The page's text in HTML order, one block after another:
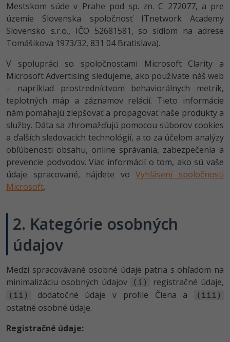
Mestskom súde v Prahe pod sp. zn. C 272077, a pre
územie Slovenska spoločnosť ITnetwork Academy
Slovensko s.r.o., IČO 52681581, so sídlom na adrese
Tomášikova 1973/32, 831 04 Bratislava).
V spolupráci so spoločnosťami Microsoft Clarity a
Microsoft Advertising sledujeme, ako používate náš web
– napríklad prostredníctvom behaviorálnych metrík,
teplotných máp a záznamov relácií. Tieto informácie
nám pomáhajú zlepšovať a propagovať naše produkty a
služby. Dáta sa zhromažďujú pomocou súborov cookies
a ďalších sledovacích technológií, a to za účelom analýzy
obľúbenosti obsahu, online správania, zabezpečenia a
prevencie podvodov. Viac informácií o tom, ako sú vaše
údaje spracované, nájdete voVyhlásení spoločnosti
Microsoft.
2. Kategórie osobných
údajov
Medzi spracovávané osobné údaje patria s ohľadom na
minimalizáciu osobných údajov
(i) registračné údaje,
(ii) dodatočné údaje v profile Člena a (iii)
ostatné osobné údaje.
Registračné údaje: